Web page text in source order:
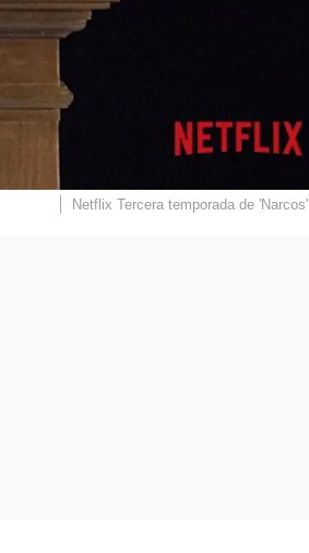
Netflix Tercera temporada de 'Narcos'